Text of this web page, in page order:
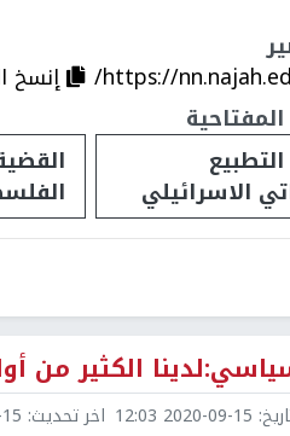
https://
إنسخ
الاسرائيلي
الكثير من
2020-09-15 12:03 اخر تحديث: